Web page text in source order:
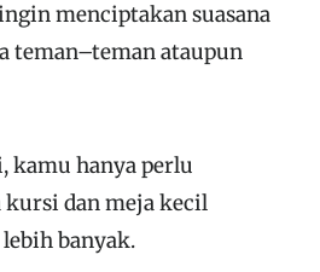
menciptakan suasana
teman–teman ataupun
kamu hanya perlu
kursi dan meja kecil
banyak.